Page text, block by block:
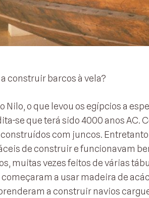
construir barcos à vela?
Nilo, o que levou os egípcios a
se que terá sido 4000 anos AC.
com juncos.
de construir e funcionavam
muitas vezes feitos de várias
a usar madeira de
a construir navios